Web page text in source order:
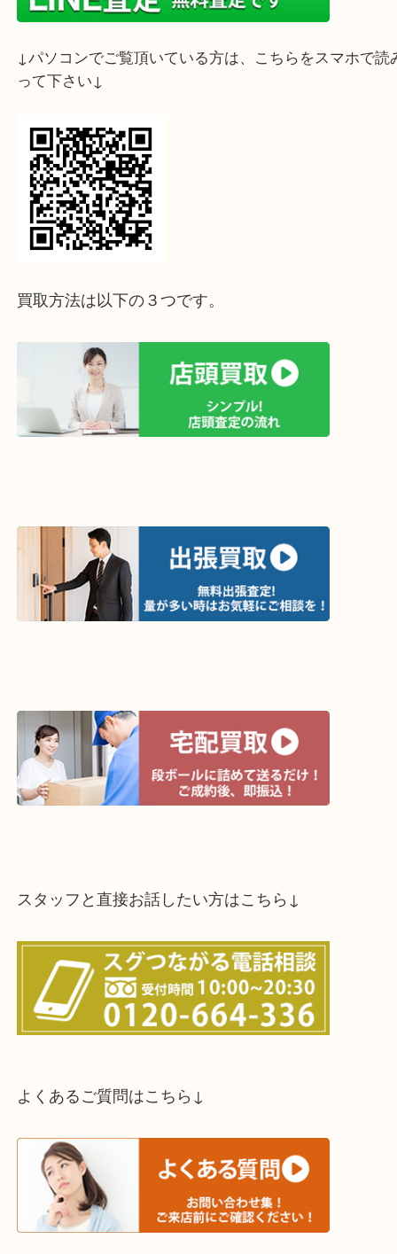
当店は三宮駅直結・駅近の三宮オ－パ2店の3階にご
いませ。
ホームページ特典は下記バナーよりご確認ください
ライン査定始めました☆お友だち登録お願いしま
↓スマホでご覧頂いている方はこちらをタップ↓
↓パソコンでご覧頂いている方は、こちらをスマホ
って下さい↓
買取方法は以下の３つです。